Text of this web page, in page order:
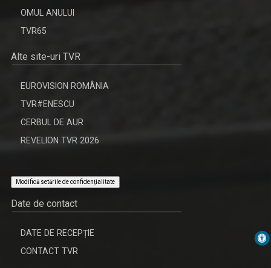
OMUL ANULUI
TVR65
Alte site-uri TVR
EUROVISION ROMÂNIA
TVR#ENESCU
CERBUL DE AUR
REVELION TVR 2026
Modifică setările de confidențialitate
Date de contact
DATE DE RECEPȚIE
CONTACT TVR